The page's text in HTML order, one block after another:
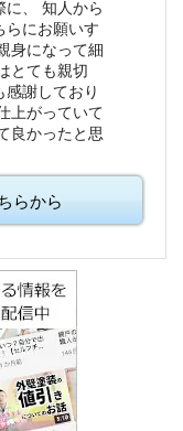
、
知人から
らにお願いす
身になって細
とても親切
謝しており
上がっていて
良かったと思
らから